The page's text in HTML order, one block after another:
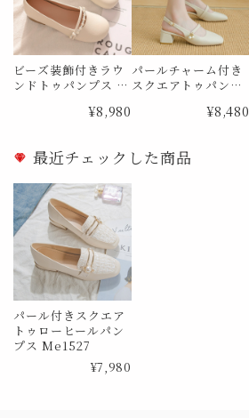
ビーズ装飾付きラウ
ンドトゥパンプス M
¥8,980
パールチャーム付き
スクエアトゥパンプ
¥8,480
最近チェックした商品
パール付きスクエア
トゥローヒールパン
プス Me1527
¥7,980